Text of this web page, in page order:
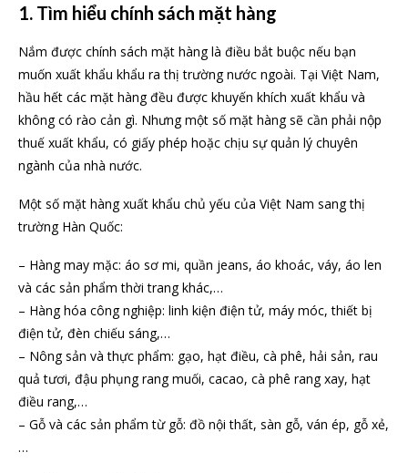
1. Tìm hiểu chính sách mặt hàng
Nắm được chính sách mặt hàng là điều bắt buộc nếu bạn
muốn xuất khẩu khẩu ra thị trường nước ngoài. Tại Việt Nam,
hầu hết các mặt hàng đều được khuyến khích xuất khẩu và
không có rào cản gì. Nhưng một số mặt hàng sẽ cần phải nộp
thuế xuất khẩu, có giấy phép hoặc chịu sự quản lý chuyên
ngành của nhà nước.
Một số mặt hàng xuất khẩu chủ yếu của Việt Nam sang thị
trường Hàn Quốc:
– Hàng may mặc: áo sơ mi, quần jeans, áo khoác, váy, áo len
và các sản phẩm thời trang khác,…
– Hàng hóa công nghiệp: linh kiện điện tử, máy móc, thiết bị
điện tử, đèn chiếu sáng,…
– Nông sản và thực phẩm: gạo, hạt điều, cà phê, hải sản, rau
quả tươi, đậu phụng rang muối, cacao, cà phê rang xay, hạt
điều rang,…
– Gỗ và các sản phẩm từ gỗ: đồ nội thất, sàn gỗ, ván ép, gỗ xẻ,
…